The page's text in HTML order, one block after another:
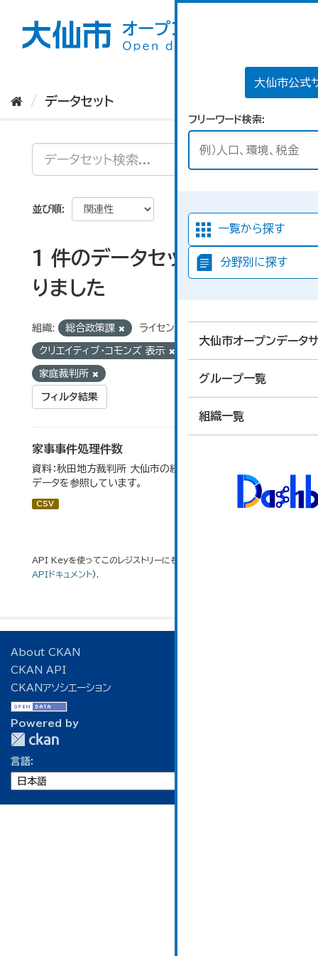
大仙市公式
フリーワード検索
一覧から探す
分野別に探す
大仙市オープンデータ
グループ一覧
組織一覧
データセット
並び順
1 件のデータセットが見つか
りました
組織: 総合政策課 ライセンス:
クリエイティブ・コモンズ 表示
家庭裁判所
フィルタ結果
家事事件処理件数
資料：秋田地方裁判所 大仙市の統計「12-15家事事件」の
データを参照しています。
CSV
API Keyを使ってこのレジストリーにもアクセス可能です
APIドキュメント).
About CKAN
CKAN API
CKANアソシエーション
Powered by
言語